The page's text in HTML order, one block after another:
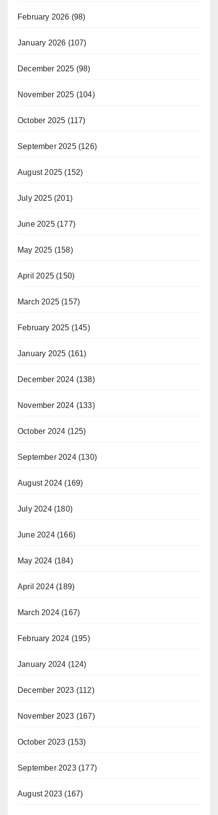
February 2026 (98)
January 2026 (107)
December 2025 (98)
November 2025 (104)
October 2025 (117)
September 2025(126)
August 2025 (152)
July 2025(201)
June 2025(177)
May 2025 (158)
April 2025 (150)
March 2025 (157)
February 2025 (145)
January 2025 (161)
December 2024 (138)
November 2024 (133)
October 2024 (125)
September 2024(130)
August 2024 (169)
July 2024(180)
June 2024(166)
May 2024 (184)
April 2024 (189)
March 2024 (167)
February 2024 (195)
January 2024 (124)
December 2023 (112)
November 2023 (167)
October 2023 (153)
September 2023(177)
August 2023 (167)